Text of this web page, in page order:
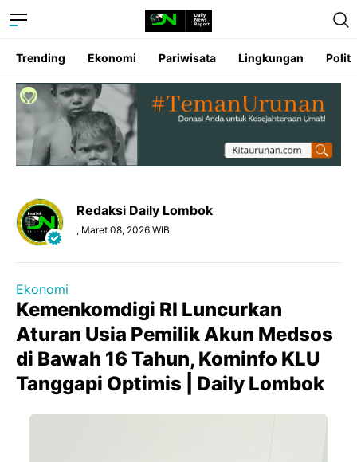
Trending Ekonomi Pariwisata Lingkungan
Redaksi Daily Lombok
, Maret 08, 2026 WIB
Ekonomi
Kemenkomdigi RI Luncurkan
Aturan Usia Pemilik Akun Medsos
di Bawah 16 Tahun, Kominfo KLU
Tanggapi Optimis | Daily Lombok